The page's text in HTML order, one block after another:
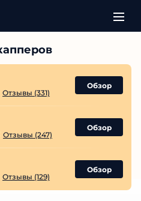
Отзывы (331)
Обзор
Отзывы (247)
Обзор
Отзывы (129)
Обзор